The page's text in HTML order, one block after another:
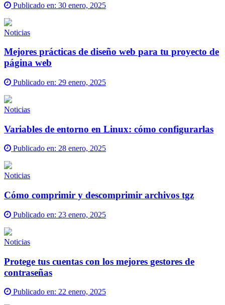
Publicado en: 30 enero, 2025
Noticias
Mejores prácticas de diseño web para tu proyecto de
página web
Publicado en: 29 enero, 2025
Noticias
Variables de entorno en Linux: cómo configurarlas
Publicado en: 28 enero, 2025
Noticias
Cómo comprimir y descomprimir archivos tgz
Publicado en: 23 enero, 2025
Noticias
Protege tus cuentas con los mejores gestores de
contraseñas
Publicado en: 22 enero, 2025